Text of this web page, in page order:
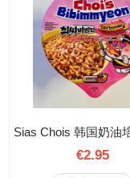
€2.95